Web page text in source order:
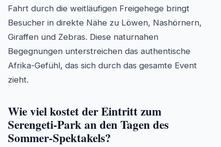
Fahrt durch die weitläufigen Freigehege bringt
Besucher in direkte Nähe zu Löwen, Nashörnern,
Giraffen und Zebras. Diese naturnahen
Begegnungen unterstreichen das authentische
Afrika-Gefühl, das sich durch das gesamte Event
zieht.
Wie viel kostet der Eintritt zum
Serengeti-Park an den Tagen des
Sommer-Spektakels?